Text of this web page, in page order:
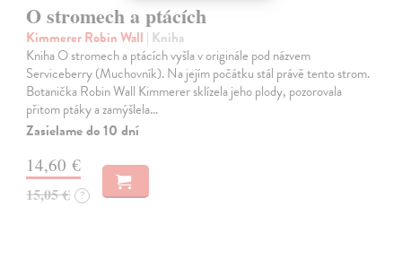
O stromech a ptácích
Kimmerer Robin Wall | Kniha
Kniha O stromech a ptácích vyšla v originále pod názvem
Serviceberry (Muchovník). Na jejím počátku stál právě tento strom.
Botanička Robin Wall Kimmerer sklízela jeho plody, pozorovala
přitom ptáky a zamýšlela…
Zasielame do 10 dní
14,60 €
15,05 € ?